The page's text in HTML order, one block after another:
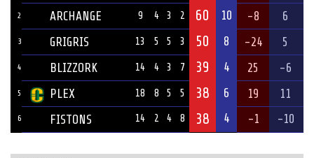
2 ARCHANGE 9 4 3 2 60 10 -8 6
3 GRIGRIS 13 5 5 3 50 8 -24 5
4 BLIZZORK 14 4 3 7 39 4 25 -6
5 PLEX 18 8 5 5 38 6 19 11
6 FISTONS 14 2 4 8 38 4 -1 -10